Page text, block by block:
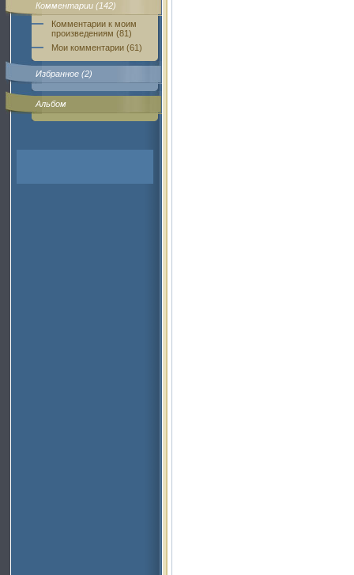
Комментарии (142)
Комментарии к моим
произведениям (81)
Мои комментарии (61)
Избранное (2)
Альбом